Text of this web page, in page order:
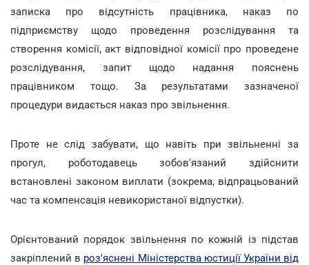
записка про відсутність працівника, наказ по
підприємству щодо проведення розслідування та
створення комісії, акт відповідної комісії про проведене
розслідування, запит щодо надання пояснень
працівником тощо. За результатами зазначеної
процедури видається наказ про звільнення.
Проте не слід забувати, що навіть при звільненні за
прогул, роботодавець зобов'язаний здійснити
встановлені законом виплати (зокрема, відпрацьований
час та компенсація невикористаної відпустки).
Орієнтований порядок звільнення по кожній із підстав
закріплений в роз'яснені Міністерства юстиції України від